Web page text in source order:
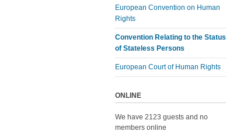
European Convention on Human
Rights
Convention Relating to the Status
of Stateless Persons
European Court of Human Rights
ONLINE
We have 2123 guests and no
members online